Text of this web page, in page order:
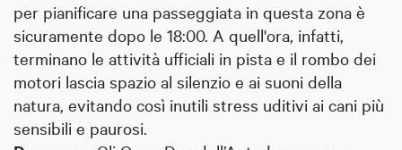
per pianificare una passeggiata in questa zona è
sicuramente dopo le 18:00. A quell'ora, infatti,
terminano le attività ufficiali in pista e il rombo dei
motori lascia spazio al silenzio e ai suoni della
natura, evitando così inutili stress uditivi ai cani più
sensibili e paurosi.